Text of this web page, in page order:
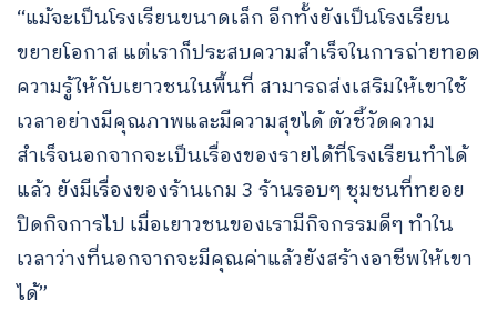
“แม้จะเป็นโรงเรียนขนาดเล็ก อีกทั้งยังเป็นโรงเรียน
ขยายโอกาส แต่เราก็ประสบความสำเร็จในการถ่ายทอด
ความรู้ให้กับเยาวชนในพื้นที่ สามารถส่งเสริมให้เขาใช้
เวลาอย่างมีคุณภาพและมีความสุขได้ ตัวชี้วัดความ
สำเร็จนอกจากจะเป็นเรื่องของรายได้ที่โรงเรียนทำได้
แล้ว ยังมีเรื่องของร้านเกม 3 ร้านรอบๆ ชุมชนที่ทยอย
ปิดกิจการไป เมื่อเยาวชนของเรามีกิจกรรมดีๆ ทำใน
เวลาว่างที่นอกจากจะมีคุณค่าแล้วยังสร้างอาชีพให้เขา
ได้”